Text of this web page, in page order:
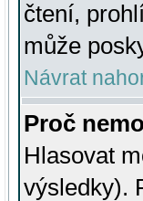
čtení,
může
Návrat
Proč
Hlasovat
výsledky).